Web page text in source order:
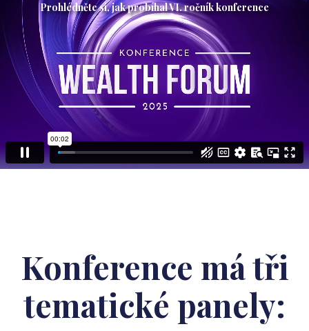
Prohlédněte si, jak probíhal VI. ročník konference
Konference má tři
tematické panely: